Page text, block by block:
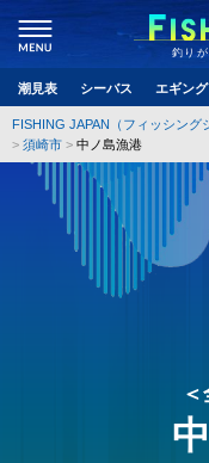
釣り
潮見表 シーバス エギング
FISHING JAPAN（フィッシング
須崎市
中ノ島漁港